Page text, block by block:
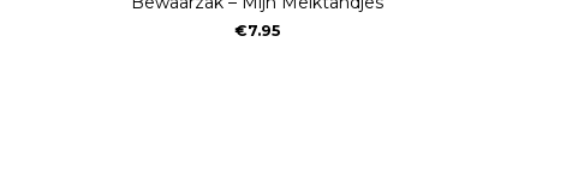
€7.95